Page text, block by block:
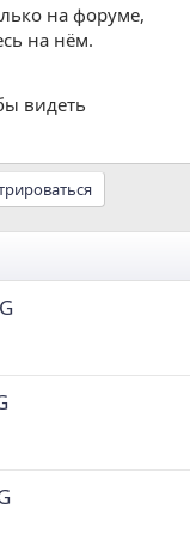
на форуме,
на нём.
видеть